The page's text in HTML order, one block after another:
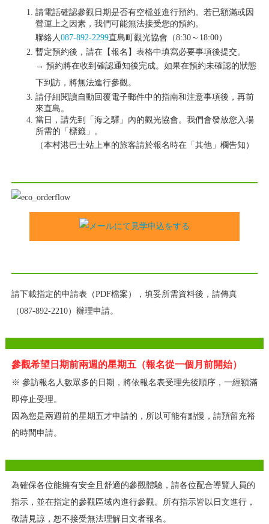
請電話確認參觀日期是否有空檔並進行預約。若已額滿或因
營運上之因素，我們可能無法接受您的預約。
聯絡人087-892-2299直島町觀光協會（8:30～18:00）
暫定預約後，請在【報名】表格中填寫必要事項後提交。
→ 預約將在收到確認通知後完成。如果在預約未確認的狀態
下到訪，將無法進行參觀。
請仔細閱讀自動回覆電子郵件中的指南和注意事項後，再前
來直島。
當日，請先到「海之驛」內的觀光協會。我們會發放您入場
所需的「標籤」。
（本村港巴士站上車的旅客請於報名時在「其他」欄告知）
請下載指定的申請表（PDF檔案），填妥所需資料後，請傳真
（087-892-2210）辦理申請。
參觀希望日期前兩週的星期五（報名從一個月前開始）
※ 參訪報名人數眾多的日期，將依報名表受理先後順序，一經額滿
即停止受理。
因為您是兩週前的星期五才申請的，所以可能有點慢，請預留充裕
的時間申請。
為確保各位能擁有安全且舒適的參觀體驗，請各位配合導覽人員的
指示，並在指定的參觀區域內進行參觀。所有指示皆以日文進行，
敬請見諒，恕不接受無法理解日文者報名。